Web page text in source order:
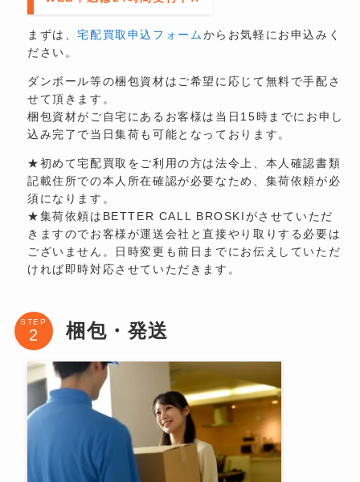
まずは、宅配買取申込フォームからお気軽にお申込みく
ださい。
ダンボール等の梱包資材はご希望に応じて無料で手配さ
せて頂きます。
梱包資材がご自宅にあるお客様は当日15時までにお申し
込み完了で当日集荷も可能となっております。
★初めて宅配買取をご利用の方は法令上、本人確認書類
記載住所での本人所在確認が必要なため、集荷依頼が必
須になります。
★集荷依頼はBETTER CALL BROSKIがさせていただ
きますのでお客様が運送会社と直接やり取りする必要は
ございません。日時変更も前日までにお伝えしていただ
ければ即時対応させていただきます。
STEP 梱包・発送